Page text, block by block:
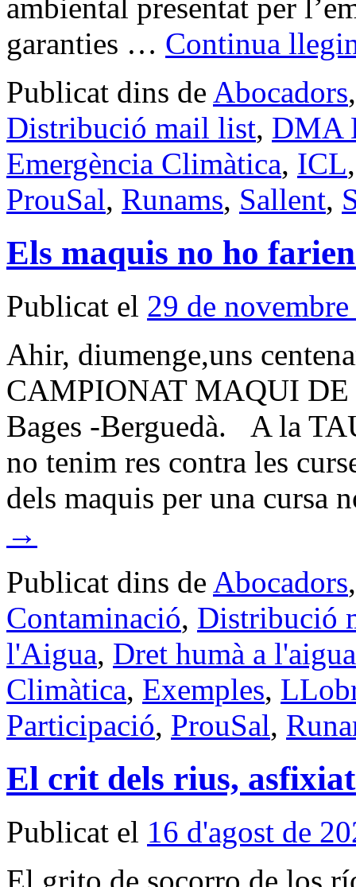
ambiental presentat per
garanties … Continua
Publicat dins de Abocadors
Distribució mail list, DMA
Emergència Climàtica, ICL
ProuSal, Runams, Sallent,
Els maquis no ho
Publicat el 29 de
Ahir, diumenge,uns
CAMPIONAT MAQUI
Bages -Berguedà. A la
no tenim res contra les
dels maquis per una cursa
→
Publicat dins de Abocadors
Contaminació, Distribució
l'Aigua, Dret humà a
Climàtica, Exemples,
Participació, ProuSal,
El crit dels rius,
Publicat el 16 d'agost de
El grito de socorro de los